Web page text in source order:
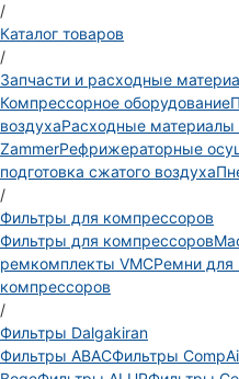
/
Каталог товаров
/
Запчасти и расходные
Компрессорное оборудование
воздухаРасходные материалы
ZammerРефрижераторные
подготовка сжатого воздуха
/
Фильтры для компрессоров
Фильтры для компрессоров
ремкомплекты VMCРемни для
компрессоров
/
Фильтры Dalgakiran
Фильтры ABACФильтры